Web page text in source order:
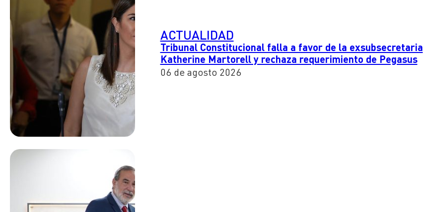
ACTUALIDAD
Tribunal Constitucional falla a favor de la exsubsecretaria
Katherine Martorell y rechaza requerimiento de Pegasus
06 de agosto 2026